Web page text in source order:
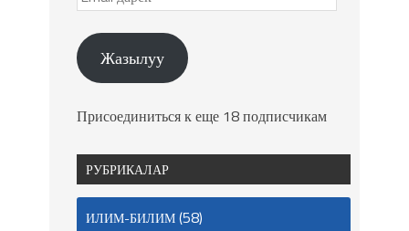
Жазылуу
Присоединиться к еще 18 подписчикам
РУБРИКАЛАР
ИЛИМ-БИЛИМ(58)